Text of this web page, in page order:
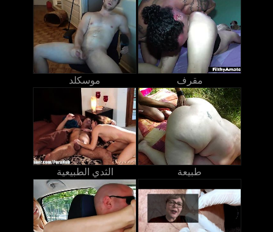
موسكلد مقرف
الثدي الطبيعية طبيعة